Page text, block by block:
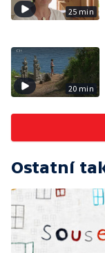
25 min
20 min
Ostatní